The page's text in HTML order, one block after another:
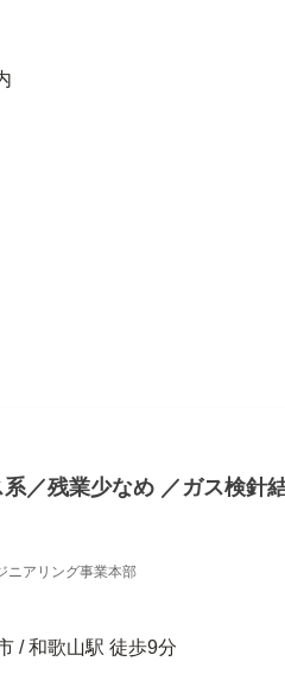
／残業少なめ ／ガス検針
ニアリング事業本部
/ 和歌山駅 徒歩9分